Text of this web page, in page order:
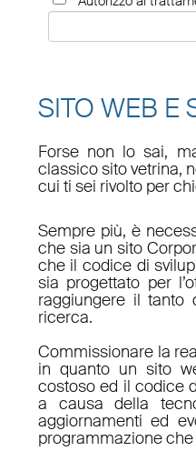
SITO WEB E
Forse non lo sai,
classico sito vetrina,
cui ti sei rivolto per
Sempre più, è
che sia un sito
che il codice di
sia progettato per
raggiungere il tanto
ricerca.
Commissionare la
in quanto un sito
costoso ed il codice
a causa della
aggiornamenti ed
programmazione